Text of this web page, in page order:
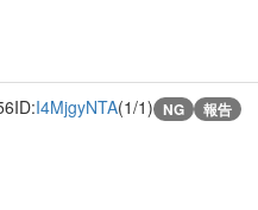
ID:I4MjgyNTA(1/1) NG 報告